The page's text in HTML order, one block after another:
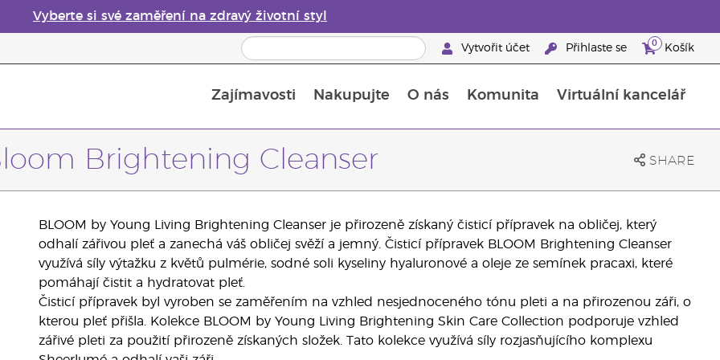
Vyberte si své zaměření na zdravý životní styl
Vytvořit účet Přihlaste se 0 Košík
Zajímavosti Nakupujte O nás Komunita Virtuální kancelář
Brightening Cleanser SHARE
BLOOM by Young Living Brightening Cleanser je přirozeně získaný čisticí přípravek na obličej, který
odhalí zářivou pleť a zanechá váš obličej svěží a jemný. Čisticí přípravek BLOOM Brightening Cleanser
využívá síly výtažku z květů pulmérie, sodné soli kyseliny hyaluronové a oleje ze semínek pracaxi, které
pomáhají čistit a hydratovat pleť.
Čisticí přípravek byl vyroben se zaměřením na vzhled nesjednoceného tónu pleti a na přirozenou záři, o
kterou pleť přišla. Kolekce BLOOM by Young Living Brightening Skin Care Collection podporuje vzhled
zářivé pleti za použití přirozeně získaných složek. Tato kolekce využívá síly rozjasňujícího komplexu